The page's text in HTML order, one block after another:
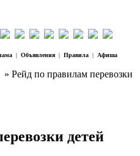
| Объявления | Правила | Афиша
» Рейд по правилам перевозки
детей